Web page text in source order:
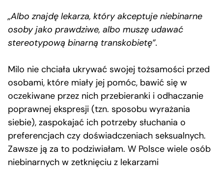
„Albo znajdę lekarza, który akceptuje niebinarne
osoby jako prawdziwe, albo muszę udawać
stereotypową binarną transkobietę”.
Milo nie chciała ukrywać swojej tożsamości przed
osobami, które miały jej pomóc, bawić się w
oczekiwane przez nich przebieranki i odhaczanie
poprawnej ekspresji (tzn. sposobu wyrażania
siebie), zaspokajać ich potrzeby słuchania o
preferencjach czy doświadczeniach seksualnych.
Zawsze ją za to podziwiałam. W Polsce wiele osób
niebinarnych w zetknięciu z lekarzami